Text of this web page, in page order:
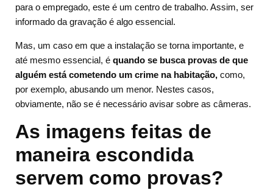
para o empregado, este é um centro de trabalho. Assim, ser
informado da gravação é algo essencial.
Mas, um caso em que a instalação se torna importante, e
até mesmo essencial, é quando se busca provas de que
alguém está cometendo um crime na habitação, como,
por exemplo, abusando um menor. Nestes casos,
obviamente, não se é necessário avisar sobre as câmeras.
As imagens feitas de
maneira escondida
servem como provas?